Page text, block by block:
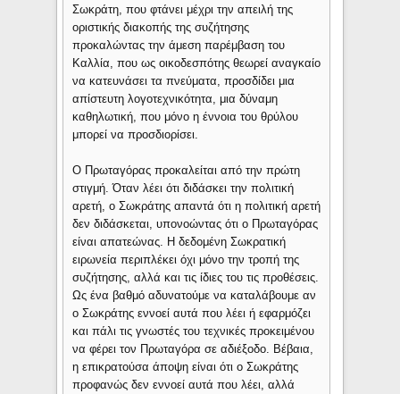
Σωκράτη, που φτάνει μέχρι την απειλή της
οριστικής διακοπής της συζήτησης
προκαλώντας την άμεση παρέμβαση του
Καλλία, που ως οικοδεσπότης θεωρεί αναγκαίο
να κατευνάσει τα πνεύματα, προσδίδει μια
απίστευτη λογοτεχνικότητα, μια δύναμη
καθηλωτική, που μόνο η έννοια του θρύλου
μπορεί να προσδιορίσει.
Ο Πρωταγόρας προκαλείται από την πρώτη
στιγμή. Όταν λέει ότι διδάσκει την πολιτική
αρετή, ο Σωκράτης απαντά ότι η πολιτική αρετή
δεν διδάσκεται, υπονοώντας ότι ο Πρωταγόρας
είναι απατεώνας. Η δεδομένη Σωκρατική
ειρωνεία περιπλέκει όχι μόνο την τροπή της
συζήτησης, αλλά και τις ίδιες του τις προθέσεις.
Ως ένα βαθμό αδυνατούμε να καταλάβουμε αν
ο Σωκράτης εννοεί αυτά που λέει ή εφαρμόζει
και πάλι τις γνωστές του τεχνικές προκειμένου
να φέρει τον Πρωταγόρα σε αδιέξοδο. Βέβαια,
η επικρατούσα άποψη είναι ότι ο Σωκράτης
προφανώς δεν εννοεί αυτά που λέει, αλλά